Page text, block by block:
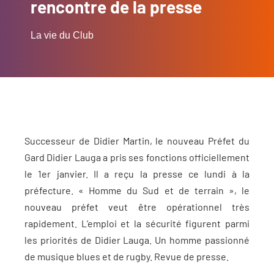
rencontre de la presse
La vie du Club
Successeur de Didier Martin, le nouveau Préfet du
Gard Didier Lauga a pris ses fonctions officiellement
le 1er janvier. Il a reçu la presse ce lundi à la
préfecture. « Homme du Sud et de terrain », le
nouveau préfet veut être opérationnel très
rapidement. L’emploi et la sécurité figurent parmi
les priorités de Didier Lauga. Un homme passionné
de musique blues et de rugby. Revue de presse.